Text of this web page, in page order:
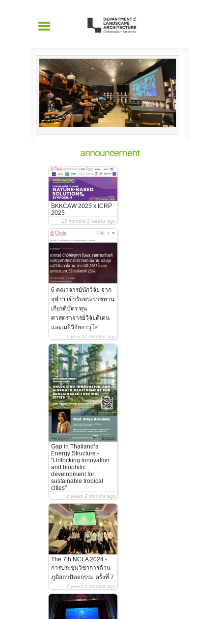
Department
Landscape
Architecture
announcement
BKKCAW 2025 x ICRP
2025
10 months 2 weeks ago
6 คณาจารย์นักวิจัย จาก
จุฬาฯ เข้ารับพระราชทาน
เกียรติบัตร ทุน
ศาสตราจารย์วิจัยดีเด่น
และเมธีวิจัยอาวุโส
1 year 11 months ago
Gap in Thailand’s
Energy Structure -
"Unlocking innovation
and biophilic
development for
sustainable tropical
cities"
2 years 2 months ago
The 7th NCLA 2024 -
การประชุมวิชาการด้าน
ภูมิสถาปัตยกรรม ครั้งที่ 7
2 years 3 months ago